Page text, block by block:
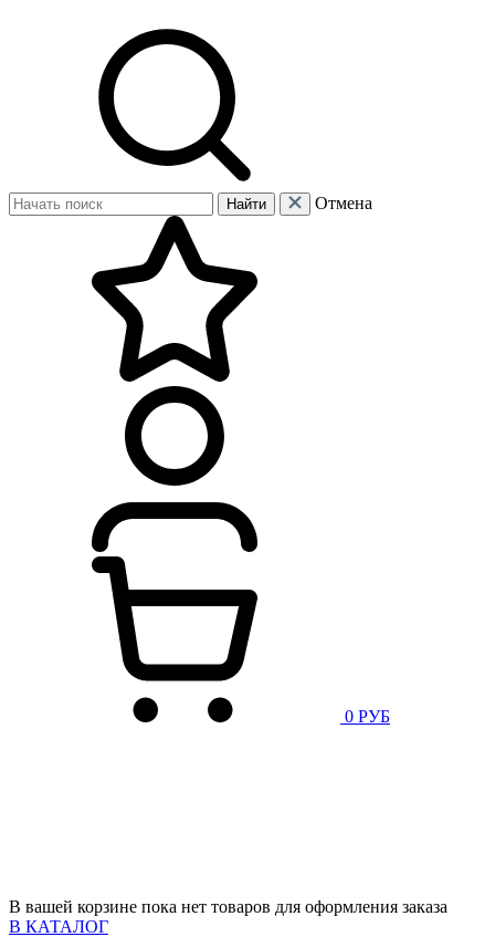
Найти Отмена
0 РУБ
В вашей корзине пока нет товаров для оформления заказа
В КАТАЛОГ